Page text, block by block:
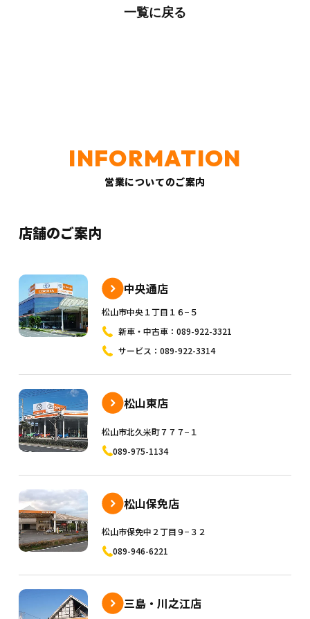
一覧に戻る
営業についてのご案内
店舗のご案内
中央通店
松山市中央１丁目１６−５
新車・中古車： 089-922-3321
サービス： 089-922-3314
松山東店
松山市北久米町７７７−１
089-975-1134
松山保免店
松山市保免中２丁目９−３２
089-946-6221
三島・川之江店